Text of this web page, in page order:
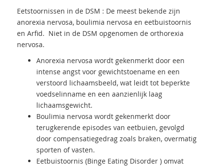
Eetstoornissen in de DSM : De meest bekende zijn
anorexia nervosa, boulimia nervosa en eetbuistoornis
en Arfid. Niet in de DSM opgenomen de orthorexia
nervosa.
Anorexia nervosa wordt gekenmerkt door een
intense angst voor gewichtstoename en een
verstoord lichaamsbeeld, wat leidt tot beperkte
voedselinname en een aanzienlijk laag
lichaamsgewicht.
Boulimia nervosa wordt gekenmerkt door
terugkerende episodes van eetbuien, gevolgd
door compensatiegedrag zoals braken, overmatig
sporten of vasten.
Eetbuistoornis (Binge Eating Disorder ) omvat